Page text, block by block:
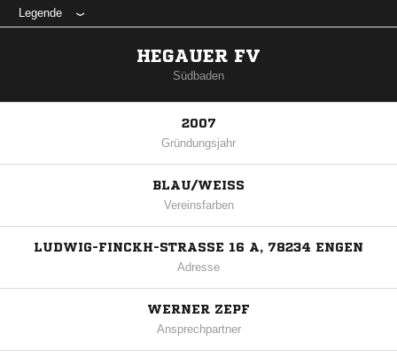
Legende
HEGAUER FV
Südbaden
2007
Gründungsjahr
BLAU/WEISS
Vereinsfarben
LUDWIG-FINCKH-STRASSE 16 A, 78234 ENGEN
Adresse
WERNER ZEPF
Ansprechpartner